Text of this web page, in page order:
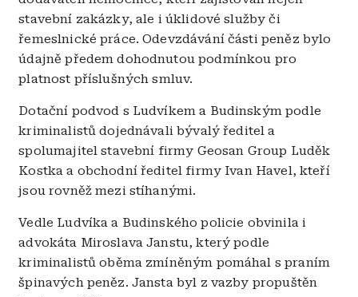
stavební zakázky, ale i úklidové služby či
řemeslnické práce. Odevzdávání části peněz bylo
údajně předem dohodnutou podmínkou pro
platnost příslušných smluv.
Dotační podvod s Ludvíkem a Budinským podle
kriminalistů dojednávali bývalý ředitel a
spolumajitel stavební firmy Geosan Group Luděk
Kostka a obchodní ředitel firmy Ivan Havel, kteří
jsou rovněž mezi stíhanými.
Vedle Ludvíka a Budinského policie obvinila i
advokáta Miroslava Janstu, který podle
kriminalistů oběma zmíněným pomáhal s praním
špinavých peněz. Jansta byl z vazby propuštěn